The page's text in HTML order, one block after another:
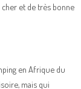
et de très bonne
en Afrique du
mais qui